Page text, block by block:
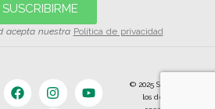
SUSCRIBIRME
acepta nuestra Política de privacidad
© 2025 SIAC | Todos
los derechos